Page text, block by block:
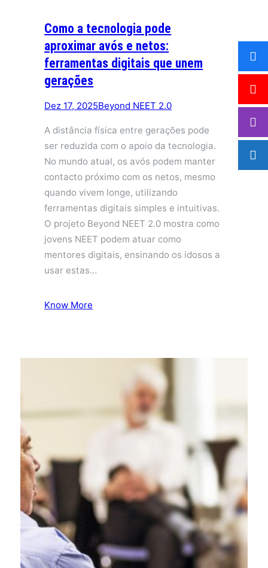
Como a tecnologia pode
aproximar avós e netos:
ferramentas digitais que unem
gerações
Dez 17, 2025Beyond NEET 2.0
A distância física entre gerações pode
ser reduzida com o apoio da tecnologia.
No mundo atual, os avós podem manter
contacto próximo com os netos, mesmo
quando vivem longe, utilizando
ferramentas digitais simples e intuitivas.
O projeto Beyond NEET 2.0 mostra como
jovens NEET podem atuar como
mentores digitais, ensinando os idosos a
usar estas…
Know More